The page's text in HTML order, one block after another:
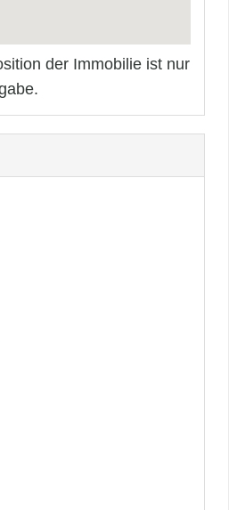
der Immobilie ist nur